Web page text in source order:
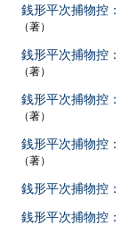
銭形平次捕物控
（著）
銭形平次捕物控
（著）
銭形平次捕物控
（著）
銭形平次捕物控
（著）
銭形平次捕物控
銭形平次捕物控